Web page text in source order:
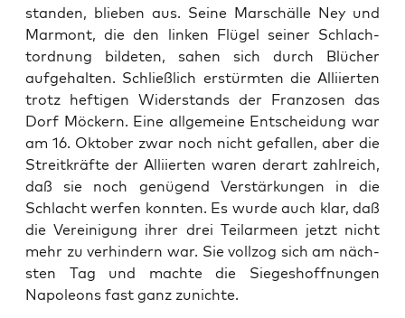
standen, blieben aus. Seine Marschälle Ney und
Mar­mont, die den linken Flügel sein­er Schlach­
tord­nung bilde­ten, sahen sich durch Blüch­er
aufge­hal­ten. Schließlich erstürmten die Alli­ierten
trotz hefti­gen Wider­stands der Fran­zosen das
Dorf Möck­ern. Eine all­ge­meine Entschei­dung war
am 16. Okto­ber zwar noch nicht gefall­en, aber die
Stre­itkräfte der Alli­ierten waren der­art zahlre­ich,
daß sie noch genü­gend Ver­stärkun­gen in die
Schlacht wer­fen kon­nten. Es wurde auch klar, daß
die Vere­ini­gung ihrer drei Teilarmeen jet­zt nicht
mehr zu ver­hin­dern war. Sie vol­l­zog sich am näch­
sten Tag und machte die Siegeshoff­nun­gen
Napoleons fast ganz zunichte.